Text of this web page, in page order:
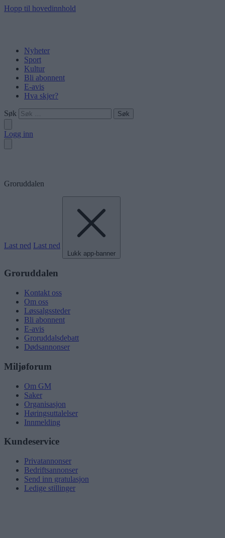
Hopp til hovedinnhold
Nyheter
Sport
Kultur
Bli abonnent
E-avis
Hva skjer?
Søk
Logg inn
Groruddalen
Last ned Last ned
Lukk app-banner
Groruddalen
Kontakt oss
Om oss
Løssalgssteder
Bli abonnent
E-avis
Groruddalsdebatt
Dødsannonser
Miljøforum
Om GM
Saker
Organisasjon
Høringsuttalelser
Innmelding
Kundeservice
Privatannonser
Bedriftsannonser
Send inn gratulasjon
Ledige stillinger